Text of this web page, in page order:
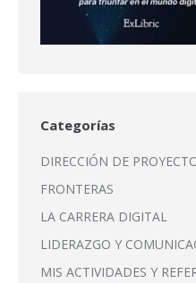
Categorías
DIRECCIÓN DE
FRONTERAS
LA CARRERA DIGITAL
LIDERAZGO Y
MIS ACTIVIDADES Y